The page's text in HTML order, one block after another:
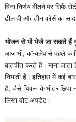
बिना निर्णय बीतने पर सिर्फ
ढील दी और तीन कोर्स का
भोजन से भी भेजे जा सकते हैं
आज भी, कॉन्क्लेव से पहले
बातचीत करते हैं। माना
निभाती हैं। इतिहास में कई
है, जैसे चिकन के भीतर छिपा
लिखा वोट अपडेट।